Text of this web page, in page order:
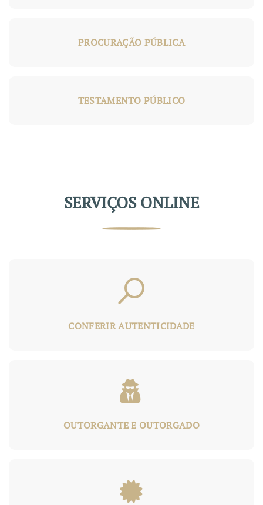
PROCURAÇÃO PÚBLICA
TESTAMENTO PÚBLICO
SERVIÇOS ONLINE
&
CONFERIR AUTENTICIDADE
OUTORGANTE E OUTORGADO
&